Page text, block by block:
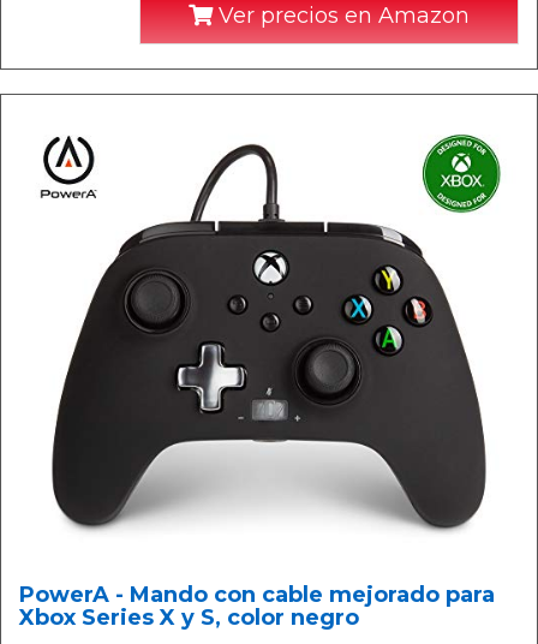
Ver precios en Amazon
PowerA - Mando con cable mejorado para
Xbox Series X y S, color negro